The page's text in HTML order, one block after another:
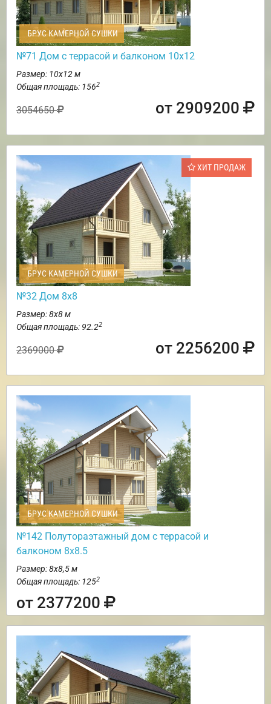
БРУС КАМЕРНОЙ СУШКИ
№71 Дом с террасой и балконом 10х12
Размер: 10х12 м
Общая площадь: 1562
3054650 от 2909200
ХИТ ПРОДАЖ
БРУС КАМЕРНОЙ СУШКИ
№32 Дом 8х8
Размер: 8х8 м
Общая площадь: 92.22
2369000 от 2256200
БРУС КАМЕРНОЙ СУШКИ
№142 Полутораэтажный дом с террасой и
балконом 8х8.5
Размер: 8х8,5 м
Общая площадь: 1252
от 2377200